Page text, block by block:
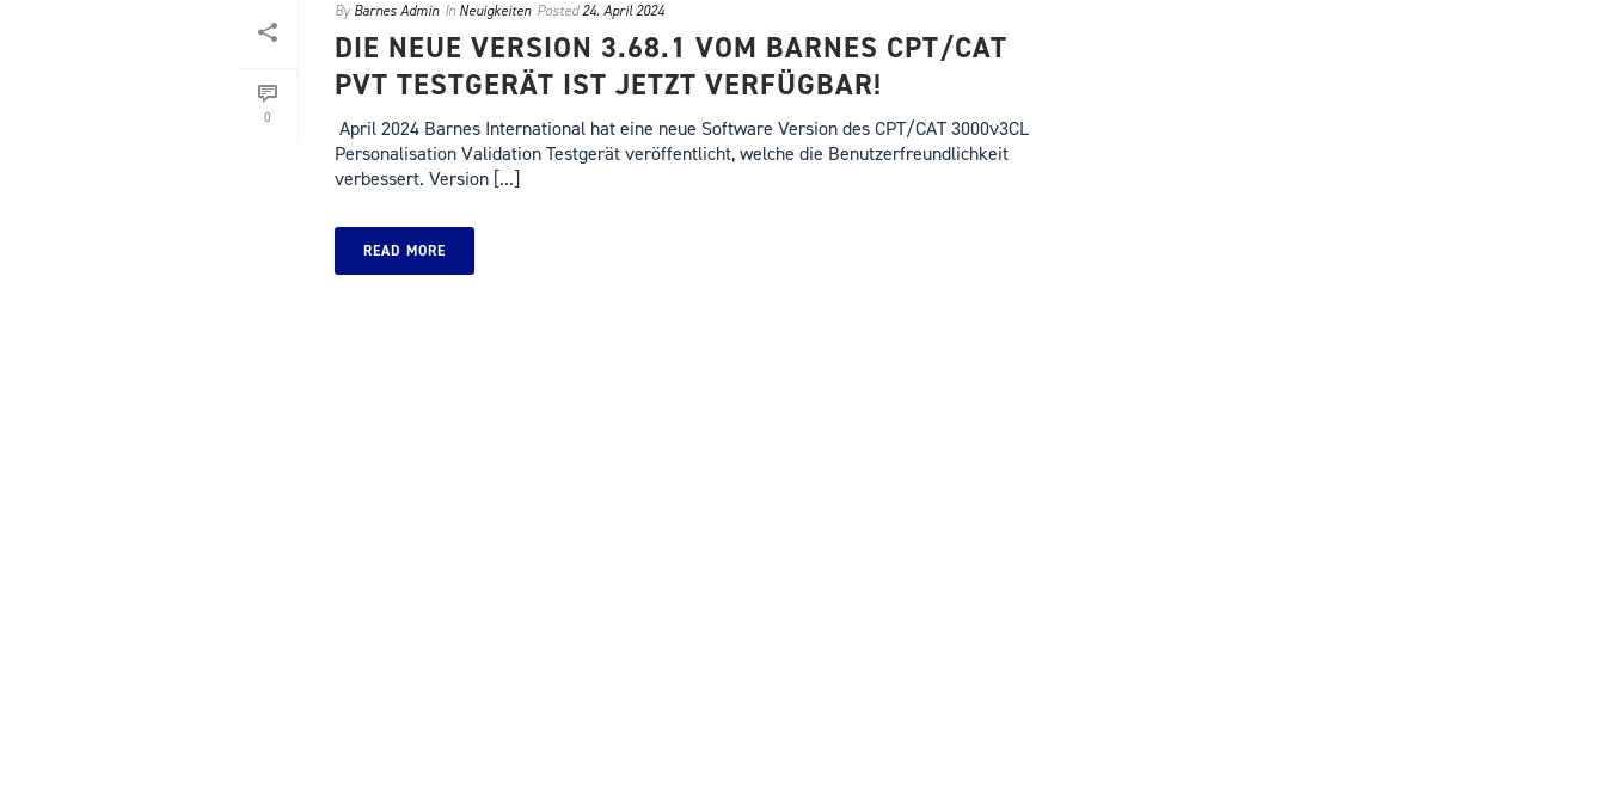
0
By Barnes Admin In Neuigkeiten Posted 24. April 2024
DIE NEUE VERSION 3.68.1 VOM BARNES CPT/CAT
PVT TESTGERÄT IST JETZT VERFÜGBAR!
April 2024 Barnes International hat eine neue Software Version des CPT/CAT 3000v3CL
Personalisation Validation Testgerät veröffentlicht, welche die Benutzerfreundlichkeit
verbessert. Version [...]
READ MORE